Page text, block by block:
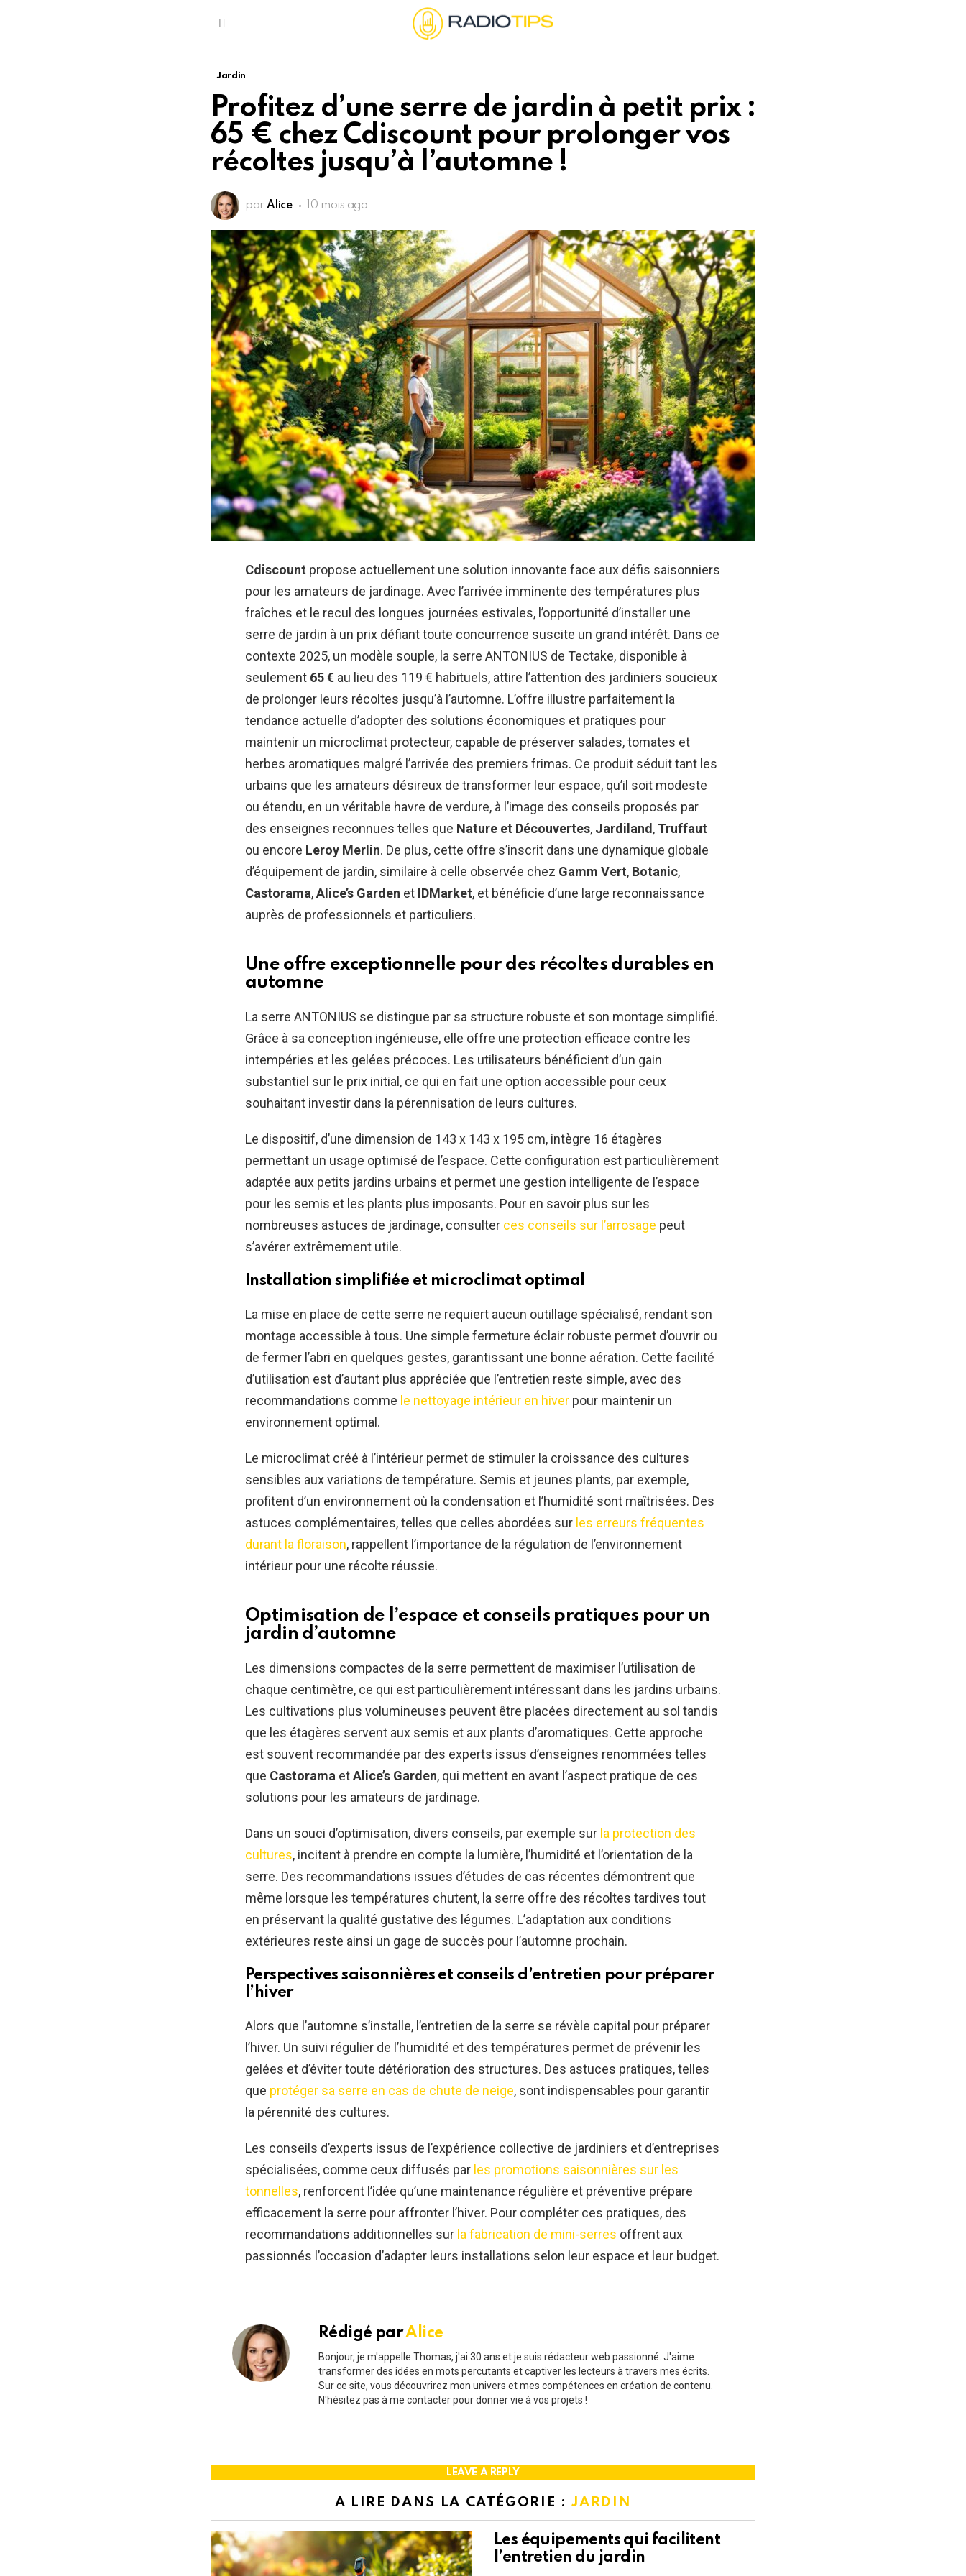
Jardin
Profitez d’une serre de jardin à petit prix :
65 € chez Cdiscount pour prolonger vos
récoltes jusqu’à l’automne !
par Alice 10 mois ago
Cdiscount propose actuellement une solution innovante face aux défis saisonniers
pour les amateurs de jardinage. Avec l’arrivée imminente des températures plus
fraîches et le recul des longues journées estivales, l’opportunité d’installer une
serre de jardin à un prix défiant toute concurrence suscite un grand intérêt. Dans ce
contexte 2025, un modèle souple, la serre ANTONIUS de Tectake, disponible à
seulement 65 € au lieu des 119 € habituels, attire l’attention des jardiniers soucieux
de prolonger leurs récoltes jusqu’à l’automne. L’offre illustre parfaitement la
tendance actuelle d’adopter des solutions économiques et pratiques pour
maintenir un microclimat protecteur, capable de préserver salades, tomates et
herbes aromatiques malgré l’arrivée des premiers frimas. Ce produit séduit tant les
urbains que les amateurs désireux de transformer leur espace, qu’il soit modeste
ou étendu, en un véritable havre de verdure, à l’image des conseils proposés par
des enseignes reconnues telles que Nature et Découvertes, Jardiland, Truffaut
ou encore Leroy Merlin. De plus, cette offre s’inscrit dans une dynamique globale
d’équipement de jardin, similaire à celle observée chez Gamm Vert, Botanic,
Castorama,Alice’s Garden et IDMarket, et bénéficie d’une large reconnaissance
auprès de professionnels et particuliers.
Une offre exceptionnelle pour des récoltes durables en
automne
La serre ANTONIUS se distingue par sa structure robuste et son montage simplifié.
Grâce à sa conception ingénieuse, elle offre une protection efficace contre les
intempéries et les gelées précoces. Les utilisateurs bénéficient d’un gain
substantiel sur le prix initial, ce qui en fait une option accessible pour ceux
souhaitant investir dans la pérennisation de leurs cultures.
Le dispositif, d’une dimension de 143 x 143 x 195 cm, intègre 16 étagères
permettant un usage optimisé de l’espace. Cette configuration est particulièrement
adaptée aux petits jardins urbains et permet une gestion intelligente de l’espace
pour les semis et les plants plus imposants. Pour en savoir plus sur les
nombreuses astuces de jardinage, consulter ces conseils sur l’arrosage peut
s’avérer extrêmement utile.
Installation simplifiée et microclimat optimal
La mise en place de cette serre ne requiert aucun outillage spécialisé, rendant son
montage accessible à tous. Une simple fermeture éclair robuste permet d’ouvrir ou
de fermer l’abri en quelques gestes, garantissant une bonne aération. Cette facilité
d’utilisation est d’autant plus appréciée que l’entretien reste simple, avec des
recommandations comme le nettoyage intérieur en hiver pour maintenir un
environnement optimal.
Le microclimat créé à l’intérieur permet de stimuler la croissance des cultures
sensibles aux variations de température. Semis et jeunes plants, par exemple,
profitent d’un environnement où la condensation et l’humidité sont maîtrisées. Des
astuces complémentaires, telles que celles abordées sur les erreurs fréquentes
durant la floraison, rappellent l’importance de la régulation de l’environnement
intérieur pour une récolte réussie.
Optimisation de l’espace et conseils pratiques pour un
jardin d’automne
Les dimensions compactes de la serre permettent de maximiser l’utilisation de
chaque centimètre, ce qui est particulièrement intéressant dans les jardins urbains.
Les cultivations plus volumineuses peuvent être placées directement au sol tandis
que les étagères servent aux semis et aux plants d’aromatiques. Cette approche
est souvent recommandée par des experts issus d’enseignes renommées telles
que Castorama etAlice’s Garden, qui mettent en avant l’aspect pratique de ces
solutions pour les amateurs de jardinage.
Dans un souci d’optimisation, divers conseils, par exemple sur la protection des
cultures, incitent à prendre en compte la lumière, l’humidité et l’orientation de la
serre. Des recommandations issues d’études de cas récentes démontrent que
même lorsque les températures chutent, la serre offre des récoltes tardives tout
en préservant la qualité gustative des légumes. L’adaptation aux conditions
extérieures reste ainsi un gage de succès pour l’automne prochain.
Perspectives saisonnières et conseils d’entretien pour préparer
l’hiver
Alors que l’automne s’installe, l’entretien de la serre se révèle capital pour préparer
l’hiver. Un suivi régulier de l’humidité et des températures permet de prévenir les
gelées et d’éviter toute détérioration des structures. Des astuces pratiques, telles
que protéger sa serre en cas de chute de neige, sont indispensables pour garantir
la pérennité des cultures.
Les conseils d’experts issus de l’expérience collective de jardiniers et d’entreprises
spécialisées, comme ceux diffusés par les promotions saisonnières sur les
tonnelles, renforcent l’idée qu’une maintenance régulière et préventive prépare
efficacement la serre pour affronter l’hiver. Pour compléter ces pratiques, des
recommandations additionnelles sur la fabrication de mini-serres offrent aux
passionnés l’occasion d’adapter leurs installations selon leur espace et leur budget.
Rédigé parAlice
Bonjour, je m'appelle Thomas, j'ai 30 ans et je suis rédacteur web passionné. J'aime
transformer des idées en mots percutants et captiver les lecteurs à travers mes écrits.
Sur ce site, vous découvrirez mon univers et mes compétences en création de contenu.
N'hésitez pas à me contacter pour donner vie à vos projets !
LEAVE A REPLY
A LIRE DANS LA CATÉGORIE :JARDIN
Les équipements qui facilitent
l’entretien du jardin